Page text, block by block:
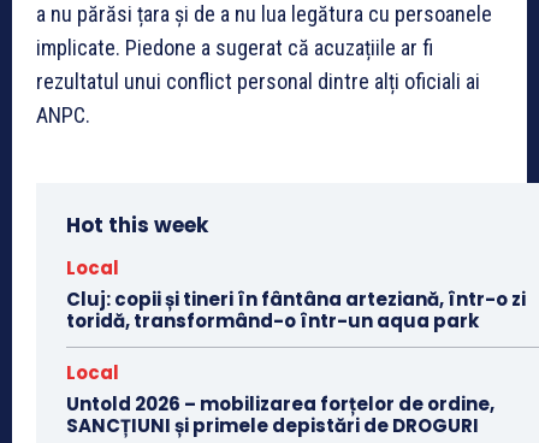
a nu părăsi țara și de a nu lua legătura cu persoanele
implicate. Piedone a sugerat că acuzațiile ar fi
rezultatul unui conflict personal dintre alți oficiali ai
ANPC.
Hot this week
Local
Cluj: copii și tineri în fântâna arteziană, într-o zi
toridă, transformând-o într-un aqua park
Local
Untold 2026 – mobilizarea forțelor de ordine,
SANCȚIUNI și primele depistări de DROGURI